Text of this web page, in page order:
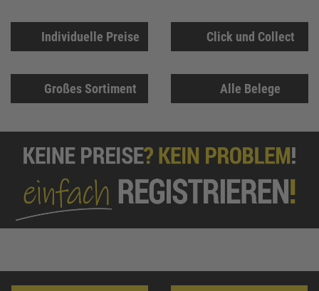
Individuelle Preise Click und Collect
Großes Sortiment Alle Belege